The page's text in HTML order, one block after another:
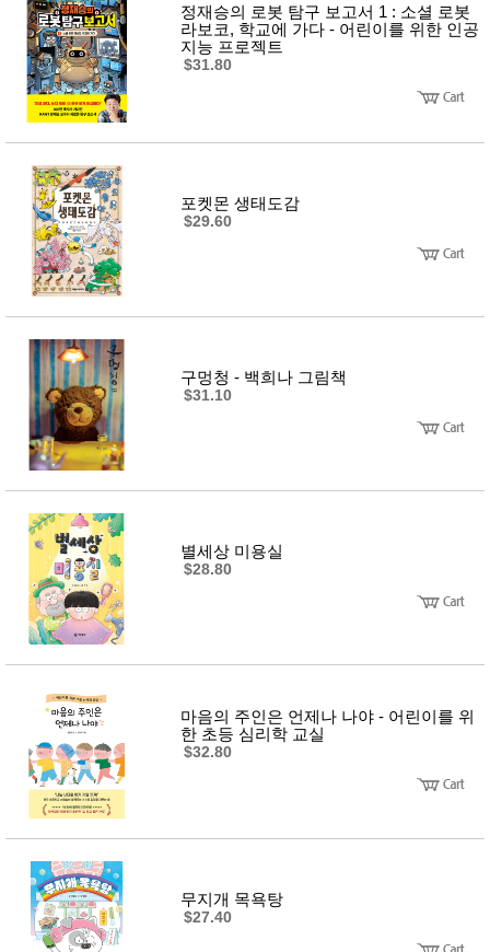
정재승의 로봇 탐구 보고서 1 : 소셜 로봇
라보코, 학교에 가다 - 어린이를 위한 인공
지능 프로젝트
$31.80
포켓몬 생태도감
$29.60
구멍청 - 백희나 그림책
$31.10
별세상 미용실
$28.80
마음의 주인은 언제나 나야 - 어린이를 위
한 초등 심리학 교실
$32.80
무지개 목욕탕
$27.40